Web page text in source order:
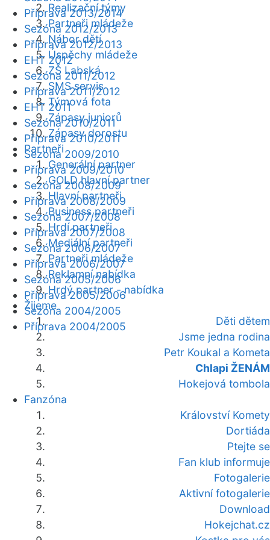
Realizační týmy
Partneři mládeže
Nábor dětí
Úspěchy mládeže
ZŠ Labská
SMS servis
Týmová fota
Zápasy juniorů
Zápasy dorostu
Partneři
Generální partner
GOLD hlavní partner
Hlavní partneři
Business partneři
Hrdí partneři
Mediální partneři
Partneři mládeže
Reklamní nabídka
Hrdý partner - nabídka
Žijeme
Děti dětem
Jsme jedna rodina
Petr Koukal a Kometa
Chlapi ŽENÁM
Hokejová tombola
Fanzóna
Království Komety
Dortiáda
Ptejte se
Fan klub informuje
Fotogalerie
Aktivní fotogalerie
Download
Hokejchat.cz
Příprava 2013/2014
Sezóna 2012/2013
Příprava 2012/2013
EHT 2012
Sezóna 2011/2012
Příprava 2011/2012
EHT 2011
Sezóna 2010/2011
Příprava 2010/2011
Sezóna 2009/2010
Příprava 2009/2010
Sezóna 2008/2009
Příprava 2008/2009
Sezóna 2007/2008
Příprava 2007/2008
Sezóna 2006/2007
Příprava 2006/2007
Sezóna 2005/2006
Příprava 2005/2006
Sezóna 2004/2005
Příprava 2004/2005